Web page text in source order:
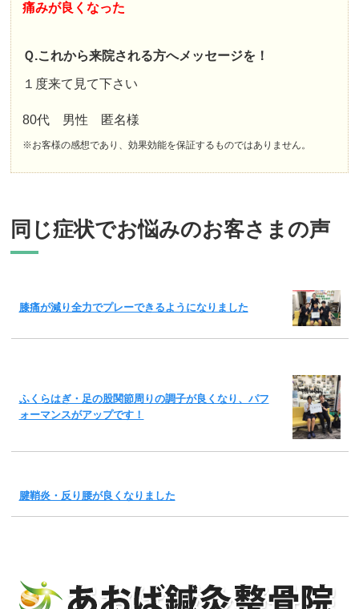
痛みが良くなった
Ｑ.これから来院される方へメッセージを！
１度来て見て下さい
80代 男性 匿名様
※お客様の感想であり、効果効能を保証するものではありません。
同じ症状でお悩みのお客さまの声
膝痛が減り全力でプレーできるようになりました
ふくらはぎ・足の股関節周りの調子が良くなり、パフ
ォーマンスがアップです！
腱鞘炎・反り腰が良くなりました